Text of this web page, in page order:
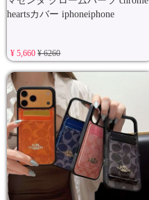
heartsカバー iphoneiphone
¥ 5,660¥ 6260